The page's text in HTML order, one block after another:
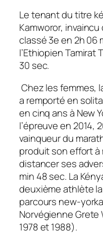
Le tenant du titre
Kamworor,
classé 3e en 2h 06
l’Ethiopien Tamirat
30 sec.
Chez les femmes,
a remporté en
en cinq ans à New
l’épreuve en 2014,
vainqueur du
produit son effort
distancer ses
min 48 sec. La
deuxième athlète
parcours new-
Norvégienne
1978 et 1988).